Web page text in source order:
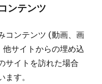
ンテンツ
コンテンツ (動画、画
サイトからの埋め込
サイトを訪れた場合
す。